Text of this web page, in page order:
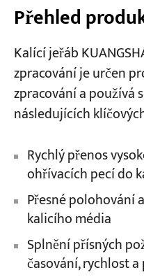
Přehled
Kalící jeřáb
zpracování je určen
zpracování a používá
následujících
Rychlý přenos
ohřívacích pecí do
Přesné polohování
kalicího média
Splnění přísných
časování, rychlost